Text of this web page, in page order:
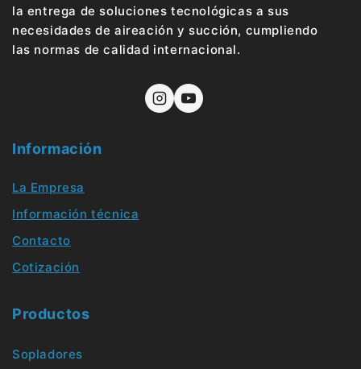
la entrega de soluciones tecnológicas a sus
necesidades de aireación y succión, cumpliendo
las normas de calidad internacional.
Información
La Empresa
Información técnica
Contacto
Cotización
Productos
Sopladores